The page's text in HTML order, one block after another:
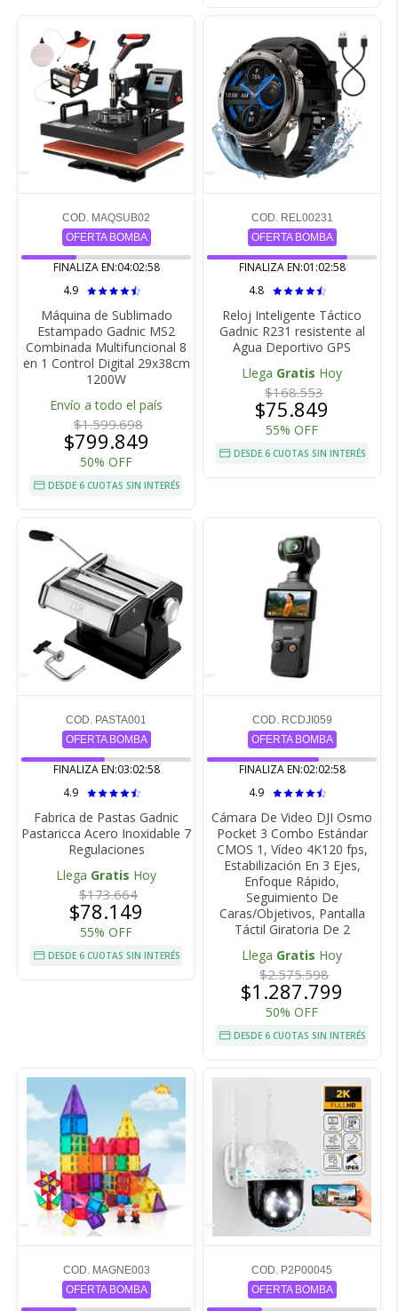
COD. MAQSUB02
OFERTA BOMBA
FINALIZA EN:04:02:57
4.9
Máquina de Sublimado
Estampado Gadnic MS2
Combinada Multifuncional 8
en 1 Control Digital 29x38cm
1200W
Envío a todo el país
$1.599.698
$799.849
50% OFF
DESDE 6 CUOTAS SIN INTERÉS
COD. REL00231
OFERTA BOMBA
FINALIZA EN:01:02:57
4.8
Reloj Inteligente Táctico
Gadnic R231 resistente al
Agua Deportivo GPS
Llega Gratis Hoy
$168.553
$75.849
55% OFF
DESDE 6 CUOTAS SIN INTERÉS
COD. PASTA001
OFERTA BOMBA
FINALIZA EN:03:02:57
4.9
Fabrica de Pastas Gadnic
Pastaricca Acero Inoxidable 7
Regulaciones
Llega Gratis Hoy
$173.664
$78.149
55% OFF
DESDE 6 CUOTAS SIN INTERÉS
COD. RCDJI059
OFERTA BOMBA
FINALIZA EN:02:02:57
4.9
Cámara De Video DJI Osmo
Pocket 3 Combo Estándar
CMOS 1, Vídeo 4K120 fps,
Estabilización En 3 Ejes,
Enfoque Rápido,
Seguimiento De
Caras/Objetivos, Pantalla
Táctil Giratoria De 2
Llega Gratis Hoy
$2.575.598
$1.287.799
50% OFF
DESDE 6 CUOTAS SIN INTERÉS
COD. MAGNE003
OFERTA BOMBA
COD. P2P00045
OFERTA BOMBA